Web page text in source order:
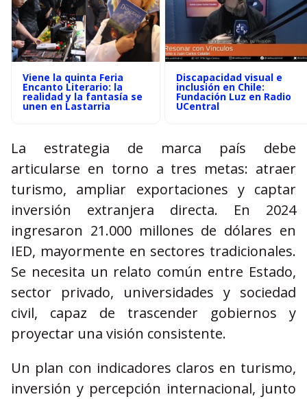
Viene la quinta Feria
Encanto Literario: la
realidad y la fantasía se
unen en Lastarria
Discapacidad visual e
inclusión en Chile:
Fundación Luz en Radio
UCentral
La estrategia de marca país debe
articularse en torno a tres metas: atraer
turismo, ampliar exportaciones y captar
inversión extranjera directa. En 2024
ingresaron 21.000 millones de dólares en
IED, mayormente en sectores tradicionales.
Se necesita un relato común entre Estado,
sector privado, universidades y sociedad
civil, capaz de trascender gobiernos y
proyectar una visión consistente.
Un plan con indicadores claros en turismo,
inversión y percepción internacional, junto